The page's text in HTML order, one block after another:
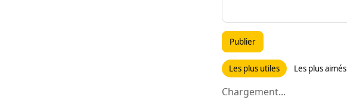
Publier
Les plus utiles Les plus aimés
Chargement...